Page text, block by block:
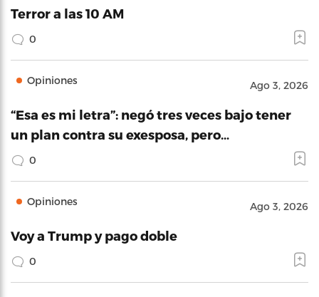
Terror a las 10 AM
0
Opiniones Ago 3, 2026
“Esa es mi letra”: negó tres veces bajo tener
un plan contra su exesposa, pero…
0
Opiniones Ago 3, 2026
Voy a Trump y pago doble
0